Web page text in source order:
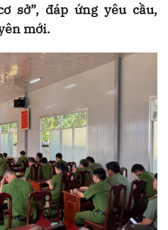
sở”, đáp ứng yêu cầu,
mới.